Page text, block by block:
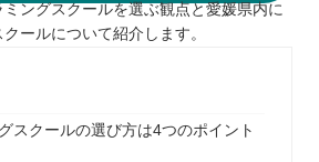
ングスクールを選ぶ観点と愛媛県内に
ールについて紹介します。
スクールの選び方は4つのポイント